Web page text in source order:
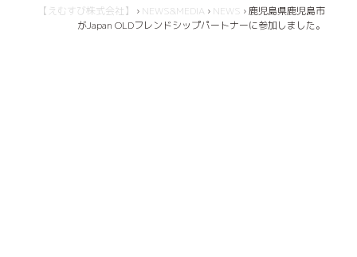
【えむすび株式会社】 › NEWS&MEDIA › NEWS ›鹿児島県鹿児島市
がJapan OLDフレンドシップパートナーに参加しました。